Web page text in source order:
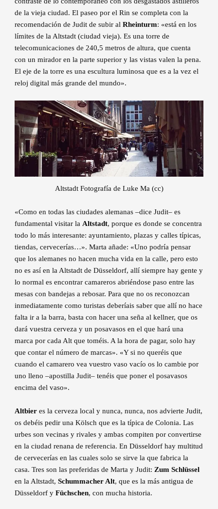
de la vieja ciudad. El paseo por el Rin se completa con la
recomendación de Judit de subir al Rheinturm: «está en los
límites de la Altstadt (ciudad vieja). Es una torre de
telecomunicaciones de 240,5 metros de altura, que cuenta
con un mirador en la parte superior y las vistas valen la pena.
El eje de la torre es una escultura luminosa que es a la vez el
reloj digital más grande del mundo».
Altstadt Fotografía de Luke Ma (cc)
«Como en todas las ciudades alemanas –dice Judit– es
fundamental visitar la Altstadt, porque es donde se concentra
todo lo más interesante: ayuntamiento, plazas y calles típicas,
tiendas, cervecerías…». Marta añade: «Uno podría pensar
que los alemanes no hacen mucha vida en la calle, pero esto
no es así en la Altstadt de Düsseldorf, allí siempre hay gente y
lo normal es encontrar camareros abriéndose paso entre las
mesas con bandejas a rebosar. Para que no os reconozcan
inmediatamente como turistas deberíais saber que allí no hace
falta ir a la barra, basta con hacer una seña al kellner, que os
dará vuestra cerveza y un posavasos en el que hará una
marca por cada Alt que toméis. A la hora de pagar, solo hay
que contar el número de marcas». «Y si no queréis que
cuando el camarero vea vuestro vaso vacío os lo cambie por
uno lleno –apostilla Judit– tenéis que poner el posavasos
encima del vaso».
Altbier es la cerveza local y nunca, nunca, nos advierte Judit,
os debéis pedir una Kölsch que es la típica de Colonia. Las
urbes son vecinas y rivales y ambas compiten por convertirse
en la ciudad renana de referencia. En Düsseldorf hay multitud
de cervecerías en las cuales solo se sirve la que fabrica la
casa. Tres son las preferidas de Marta y Judit: Zum Schlüssel
en la Altstadt, Schummacher Alt, que es la más antigua de
Düsseldorf y Füchschen, con mucha historia.